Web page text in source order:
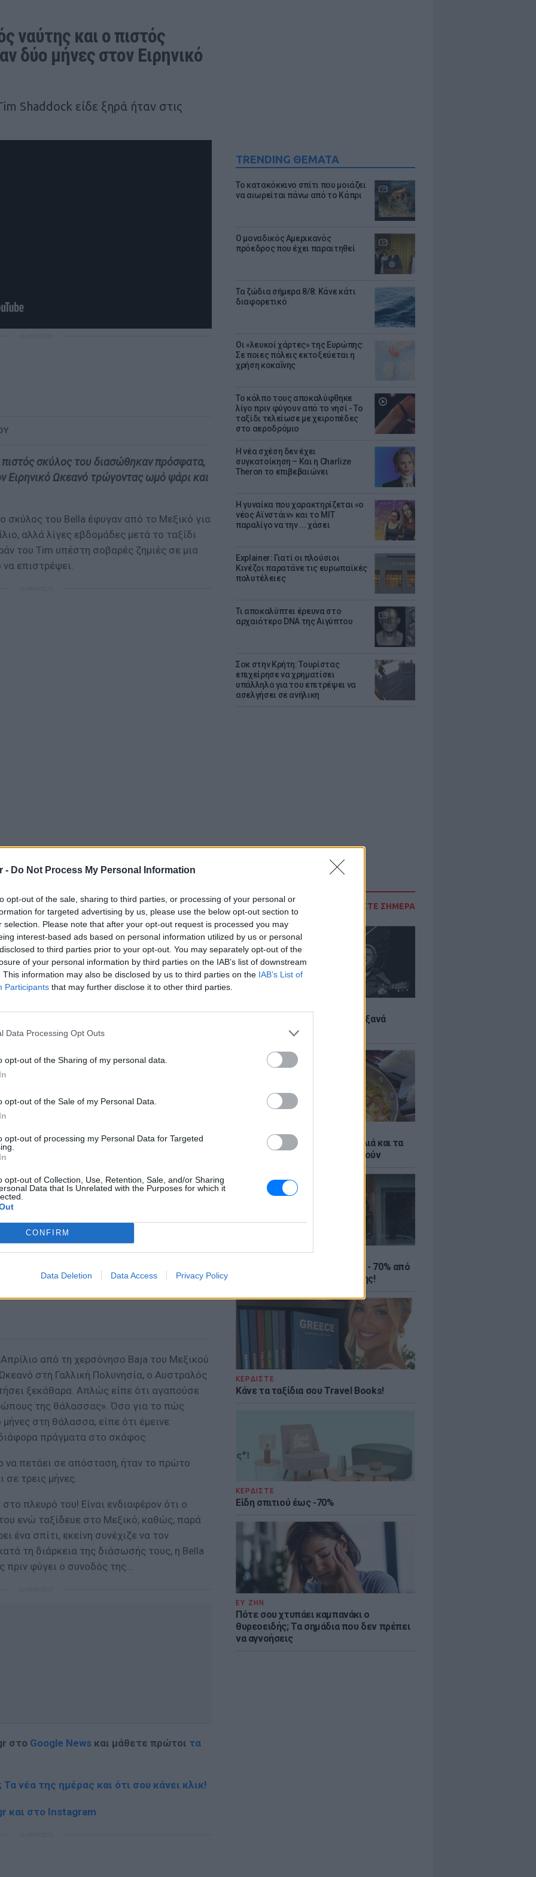
- Do Not Process My Personal Information
opt-out of the sale, sharing to third parties, or processing of your personal or
for targeted advertising by us, please use the below opt-out section to
selection. Please note that after your opt-out request is processed you may
interest-based ads based on personal information utilized by us or personal
to third parties prior to your opt-out. You may separately opt-out of the
of your personal information by third parties on the IAB’s list of downstream
This information may also be disclosed by us to third parties on the IAB’s List of
Participants that may further disclose it to other third parties.
Data Processing Opt Outs
opt-out of the Sharing of my personal data.
opt-out of the Sale of my Personal Data.
opt-out of processing my Personal Data for Targeted
opt-out of Collection, Use, Retention, Sale, and/or Sharing
Data that Is Unrelated with the Purposes for which it
CONFIRM
Data Deletion Data Access Privacy Policy
TRENDING ΘΕΜΑΤΑ
Το κατακόκκινο σπίτι που μοιάζει
να αιωρείται πάνω από το Κάπρι
Ο μοναδικός Αμερικανός
πρόεδρος που έχει παραιτηθεί
Τα ζώδια σήμερα 8/8: Κάνε κάτι
διαφορετικό
Οι «λευκοί χάρτες» της Ευρώπης:
Σε ποιες πόλεις εκτοξεύεται η
χρήση κοκαΐνης
Το κόλπο τους αποκαλύφθηκε
λίγο πριν φύγουν από το νησί - Το
ταξίδι τελείωσε με χειροπέδες
στο αεροδρόμιο
Η νέα σχέση δεν έχει
συγκατοίκηση – Και η Charlize
Theron το επιβεβαιώνει
Η γυναίκα που χαρακτηρίζεται «ο
νέος Αϊνστάιν» και το MIT
παραλίγο να την ... χάσει
Explainer: Γιατί οι πλούσιοι
Κινέζοι παρατάνε τις ευρωπαϊκές
πολυτέλειες
Τι αποκαλύπτει έρευνα στο
αρχαιότερο DNA της Αιγύπτου
Σοκ στην Κρήτη: Τουρίστας
επιχείρησε να χρηματίσει
υπάλληλο για του επιτρέψει να
ασελγήσει σε ανήλικη
ΔΙΑΒΑΣΤΕ ΣΗΜΕΡΑ
5 one-hit wonders που έγιναν ξανά
διάσημοι από… ατύχημα
Ελληνικό γιαούρτι: Μία κουταλιά και τα
scrambled eggs θα απογειωθούν
ΚΕΡΔΙΣΤΕ
Καλοκαιρινές εκπτώσεις έως - 70% από
τα μεγαλύτερα eshops ένδυσης!
ΚΕΡΔΙΣΤΕ
Κάνε τα ταξίδια σου Travel Books!
ΚΕΡΔΙΣΤΕ
Είδη σπιτιού έως -70%
ΕΥ ΖΗΝ
Πότε σου χτυπάει καμπανάκι ο
θυρεοειδής; Τα σημάδια που δεν πρέπει
να αγνοήσεις
ναύτης και ο πιστός
δύο μήνες στον Ειρηνικό
Shaddock είδε ξηρά ήταν στις
σκύλος του διασώθηκαν πρόσφατα,
Ειρηνικό Ωκεανό τρώγοντας ωμό ψάρι και
σκύλος του Bella έφυγαν από το Μεξικό για
αλλά λίγες εβδομάδες μετά το ταξίδι
του Tim υπέστη σοβαρές ζημιές σε μια
να επιστρέψει.
τα ηλεκτρονικά είδη, έτσι ο άνδρας με
τρόπο να επικοινωνήσει με κανέναν για
τις προμήθειες του.
είδε ξηρά ήταν στις αρχές Μαΐου καθώς
και στον Ειρηνικό κατά τη διάρκεια μιας
του βρισκόντουσαν στον Ειρηνικό από
τον ήλιο κάτω από ένα θόλο, τρώγοντας
βροχής.
δοκιμασία στη θάλασσα και χρειάζομαι
είμαι μόνος στη θάλασσα για πολύ
τη διάσωσή του.
από τη χερσόνησο Baja του Μεξικού
στη Γαλλική Πολυνησία, ο Αυστραλός
ξεκάθαρα. Απλώς είπε ότι αγαπούσε
της θάλασσας». Όσο για το πώς
στη θάλασσα, είπε ότι έμεινε
πράγματα στο σκάφος.
να πετάει σε απόσταση, ήταν το πρώτο
τρεις μήνες.
πλευρό του! Είναι ενδιαφέρον ότι ο
ενώ ταξίδευε στο Μεξικό, καθώς, παρά
ένα σπίτι, εκείνη συνέχιζε να τον
τη διάρκεια της διάσωσής τους, η Bella
φύγει ο συνοδός της...
στο Google News και μάθετε πρώτοι τα
νέα της ημέρας και ότι σου κάνει κλικ!
και στο Instagram